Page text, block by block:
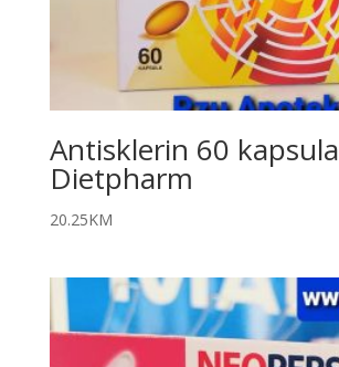
Antisklerin 60 kapsula
Dietpharm
20.25KM